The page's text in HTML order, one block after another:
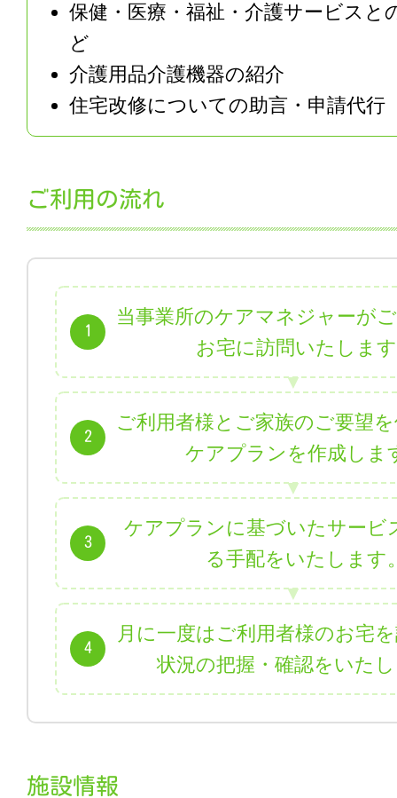
保健・医療・福祉・介護サービスと
ど
介護用品介護機器の紹介
住宅改修についての助言・申請代行
ご利用の流れ
1
当事業所のケアマネジャーが
お宅に訪問いたしま
2
ご利用者様とご家族のご要望
ケアプランを作成しま
3
ケアプランに基づいたサービ
る手配をいたします
4
月に一度はご利用者様のお宅
状況の把握・確認をいた
施設情報